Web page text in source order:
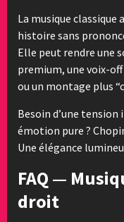
La musique classique
histoire sans
Elle peut rendre une
premium, une voix-
ou un montage plus
Besoin d’une tension
émotion pure ?
Une élégance
FAQ —
droit